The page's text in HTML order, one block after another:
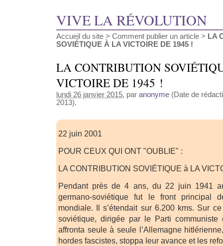
VIVE LA RÉVOLUTION
Accueil du site > Comment publier un article > LA
SOVIÉTIQUE À LA VICTOIRE DE 1945 !
LA CONTRIBUTION
VICTOIRE DE 1945 !
lundi 26 janvier 2015, par anonyme (Date de
2013).
22 juin 2001
POUR CEUX QUI ONT "OUBLIE" :
LA CONTRIBUTION SOVIÉTIQUE à LA
Pendant près de 4 ans, du 22 juin 1941
germano-soviétique fut le front principal
mondiale. Il s’étendait sur 6.200 kms. Sur
soviétique, dirigée par le Parti communiste
affronta seule à seule l’Allemagne
hordes fascistes, stoppa leur avance et les